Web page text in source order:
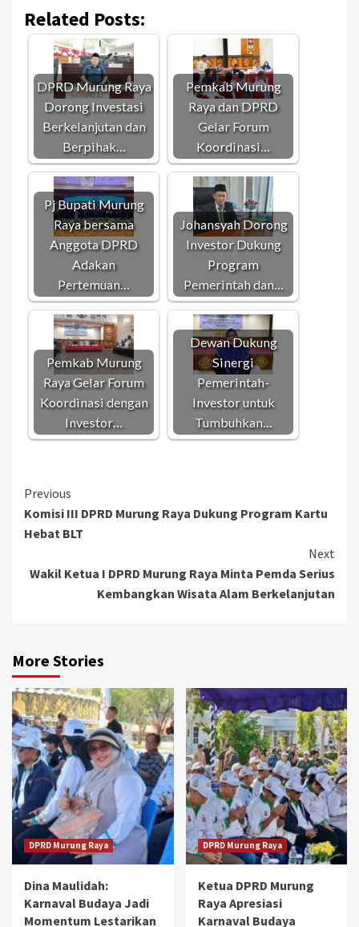
Related Posts:
DPRD Murung Raya
Dorong Investasi
Berkelanjutan dan
Berpihak…
Pemkab Murung
Raya dan DPRD
Gelar Forum
Koordinasi…
Pj Bupati Murung
Raya bersama
Anggota DPRD
Adakan
Pertemuan…
Johansyah Dorong
Investor Dukung
Program
Pemerintah dan…
Pemkab Murung
Raya Gelar Forum
Koordinasi dengan
Investor…
Dewan Dukung
Sinergi
Pemerintah-
Investor untuk
Tumbuhkan…
Continue
Reading
Previous
Komisi III DPRD Murung Raya Dukung Program Kartu
Hebat BLT
Next
Wakil Ketua I DPRD Murung Raya Minta Pemda Serius
Kembangkan Wisata Alam Berkelanjutan
More Stories
DPRD Murung Raya
Dina Maulidah:
Karnaval Budaya Jadi
Momentum Lestarikan
DPRD Murung Raya
Ketua DPRD Murung
Raya Apresiasi
Karnaval Budaya